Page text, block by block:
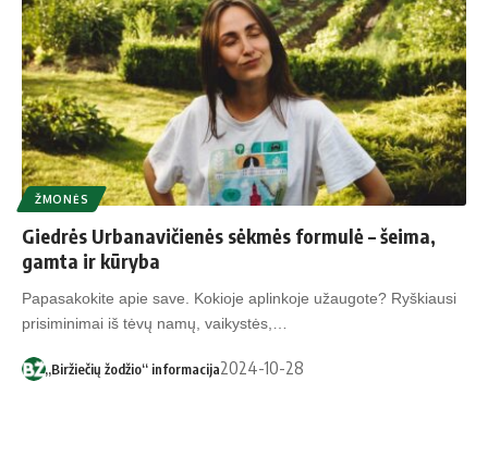
ŽMONĖS
Giedrės Urbanavičienės sėkmės formulė – šeima,
gamta ir kūryba
Papasakokite apie save. Kokioje aplinkoje užaugote? Ryškiausi
prisiminimai iš tėvų namų, vaikystės,…
„Biržiečių žodžio“ informacija2024-10-28